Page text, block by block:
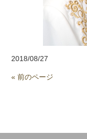
2018/08/27
« 前のページ